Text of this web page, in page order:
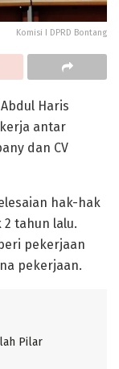
Komisi I DPRD Bontang
Haris
antar
dan CV
hak-hak
tahun lalu.
pekerjaan
pekerjaan.
Pilar